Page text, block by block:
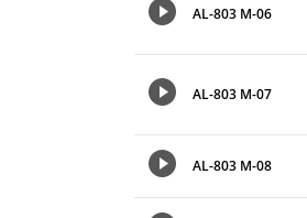
AL-803 M-06
AL-803 M-07
AL-803 M-08